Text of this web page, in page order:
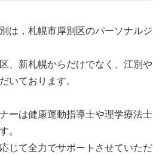
は，札幌市厚別区のパーソナルジ
、新札幌からだけでなく、江別や
いております。
ーは健康運動指導士や理学療法士
。
じて全力でサポートさせていただ